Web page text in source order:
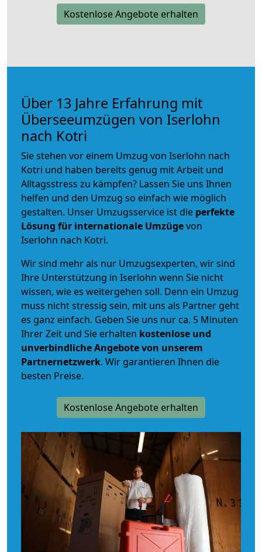
Kostenlose Angebote erhalten
Über 13 Jahre Erfahrung mit
Überseeumzügen von Iserlohn
nach Kotri
Sie stehen vor einem Umzug von Iserlohn nach
Kotri und haben bereits genug mit Arbeit und
Alltagsstress zu kämpfen? Lassen Sie uns Ihnen
helfen und den Umzug so einfach wie möglich
gestalten. Unser Umzugsservice ist die perfekte
Lösung für internationale Umzügevon
Iserlohn nach Kotri.
Wir sind mehr als nur Umzugsexperten, wir sind
Ihre Unterstützung in Iserlohn wenn Sie nicht
wissen, wie es weitergehen soll. Denn ein Umzug
muss nicht stressig sein, mit uns als Partner geht
es ganz einfach. Geben Sie uns nur ca. 5 Minuten
Ihrer Zeit und Sie erhalten kostenlose und
unverbindlicheAngebote von unserem
Partnernetzwerk. Wir garantieren Ihnen die
besten Preise.
Kostenlose Angebote erhalten